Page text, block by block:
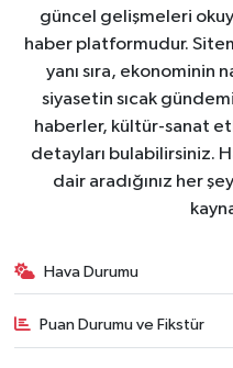
güncel gelişmeleri
haber platformudur.
yanı sıra, ekonominin
siyasetin sıcak
haberler, kültür-sanat
detayları bulabilirsiniz.
dair aradığınız her
Hava Durumu
Puan Durumu ve Fikstür